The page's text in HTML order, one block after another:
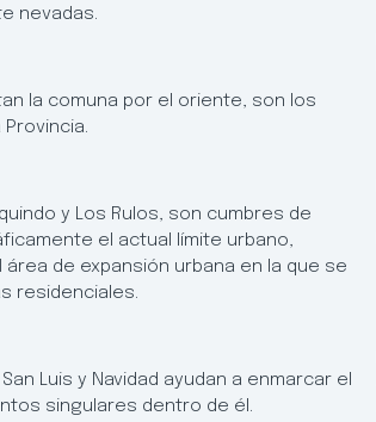
nevadas.
la comuna por el oriente, son los
y Los Rulos, son cumbres de
el actual límite urbano,
de expansión urbana en la que se
residenciales.
Luis y Navidad ayudan a enmarcar el
singulares dentro de él.